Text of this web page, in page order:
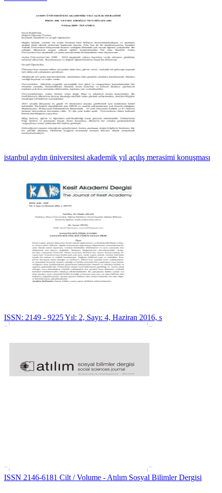
istanbul aydın üniversitesi akademik yıl açılış merasimi konuşması
ISSN: 2149 - 9225 Yıl: 2, Sayı: 4, Haziran 2016, s
ISSN 2146-6181 Cilt / Volume - Atılım Sosyal Bilimler Dergisi